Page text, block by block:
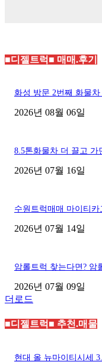
■디젤트럭■ 매매.후기
화성 방문 2번째 화물
2026년 08월 06일
8.5톤화물차 더 끌고 가
2026년 07월 16일
수원트럭매매 마이티
2026년 07월 14일
암롤트럭 찾는다면? 암
2026년 07월 09일
더로드
■디젤트럭■ 추천.매물
현대 올 뉴마이티시세